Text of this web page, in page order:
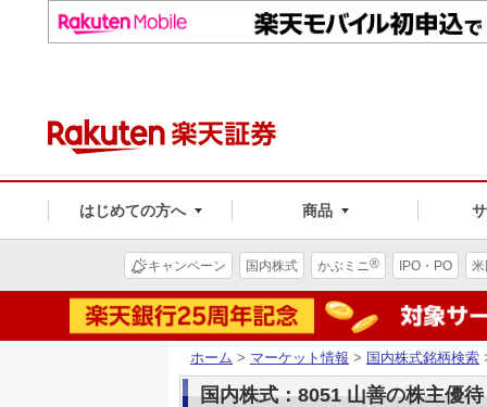
はじめての方へ 商品
キャンペーン 国内株式 かぶミニ® IPO・PO
ホーム > マーケット情報 > 国内株式銘柄検索
国内株式：8051 山善の株主優待